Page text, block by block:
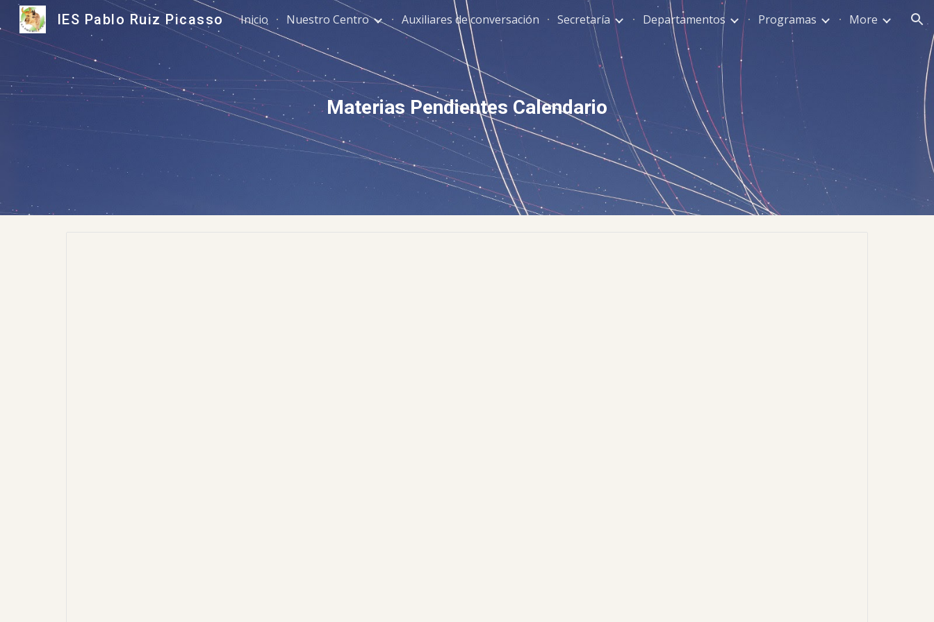
Skip to main content Skip to navigation
IES Pablo Ruiz Picasso Inicio Nuestro Centro Auxiliares de conversación Secretaría Departamentos Programas More
Materias Pendientes Calendario